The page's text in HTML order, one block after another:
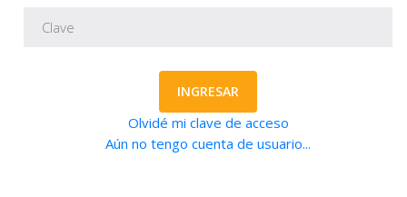
INGRESAR
Olvidé mi clave de acceso
Aún no tengo cuenta de usuario...